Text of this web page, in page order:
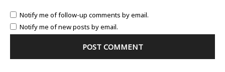
Notify me of follow-up comments by email.
Notify me of new posts by email.